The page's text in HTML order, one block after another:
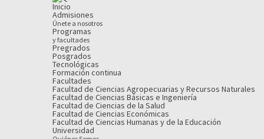
Inicio
Admisiones
Únete a nosotros
Programas
y facultades
Pregrados
Posgrados
Tecnológicas
Formación continua
Facultades
Facultad de Ciencias Agropecuarias y Recursos Naturales
Facultad de Ciencias Básicas e Ingeniería
Facultad de Ciencias de la Salud
Facultad de Ciencias Económicas
Facultad de Ciencias Humanas y de la Educación
Universidad